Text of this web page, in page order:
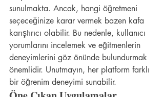
sunulmakta. Ancak, hangi öğretmeni
seçeceğinize karar vermek bazen kafa
karıştırıcı olabilir. Bu nedenle, kullanıcı
yorumlarını incelemek ve eğitmenlerin
deneyimlerini göz önünde bulundurmak
önemlidir. Unutmayın, her platform farklı
bir öğrenim deneyimi sunabilir.